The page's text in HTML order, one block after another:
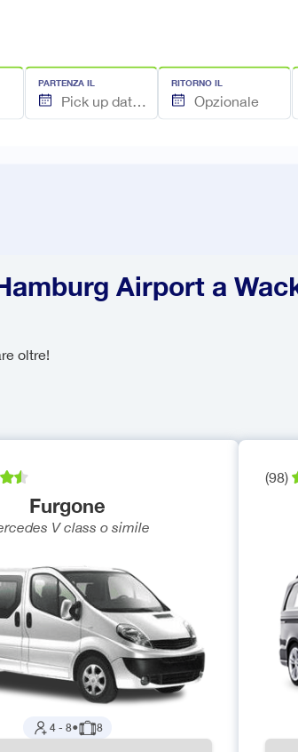
PARTENZA IL RITORNO IL
Airport a
oltre!
Furgone
V class o simile
4- 8● 8
(98)